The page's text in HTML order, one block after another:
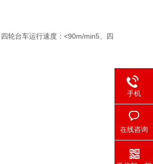
轮台车运行速度：<90m/min5、四
手机
在线咨询